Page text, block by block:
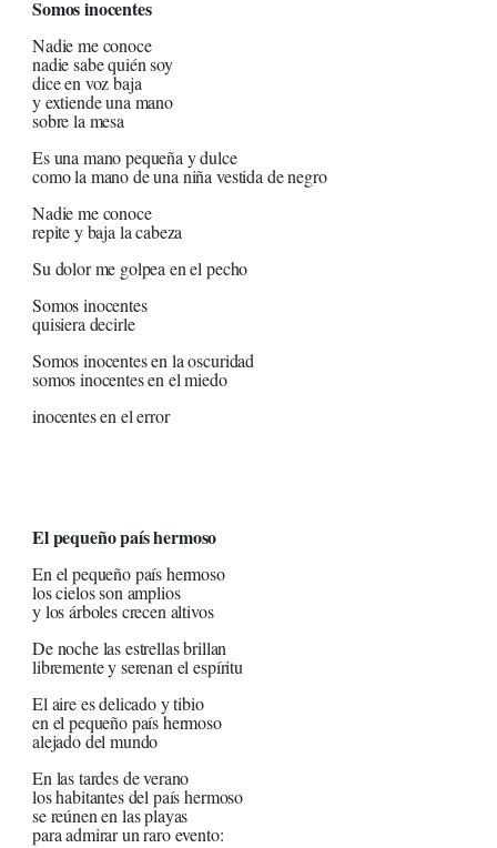
Somos inocentes
Nadie me conoce
nadie sabe quién soy
dice en voz baja
y extiende una mano
sobre la mesa
Es una mano pequeña y dulce
como la mano de una niña vestida de negro
Nadie me conoce
repite y baja la cabeza
Su dolor me golpea en el pecho
Somos inocentes
quisiera decirle
Somos inocentes en la oscuridad
somos inocentes en el miedo
inocentes en el error
El pequeño país hermoso
En el pequeño país hermoso
los cielos son amplios
y los árboles crecen altivos
De noche las estrellas brillan
libremente y serenan el espíritu
El aire es delicado y tibio
en el pequeño país hermoso
alejado del mundo
En las tardes de verano
los habitantes del país hermoso
se reúnen en las playas
para admirar un raro evento: